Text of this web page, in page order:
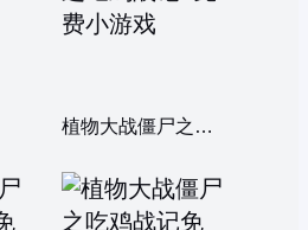
植物大战僵尸之吃鸡战记6